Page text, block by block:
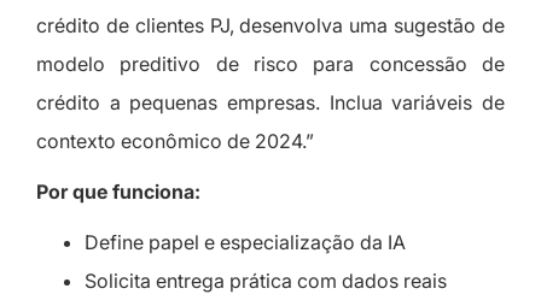
crédito de clientes PJ, desenvolva uma sugestão de
modelo preditivo de risco para concessão de
crédito a pequenas empresas. Inclua variáveis de
contexto econômico de 2024.”
Por que funciona:
Define papel e especialização da IA
Solicita entrega prática com dados reais